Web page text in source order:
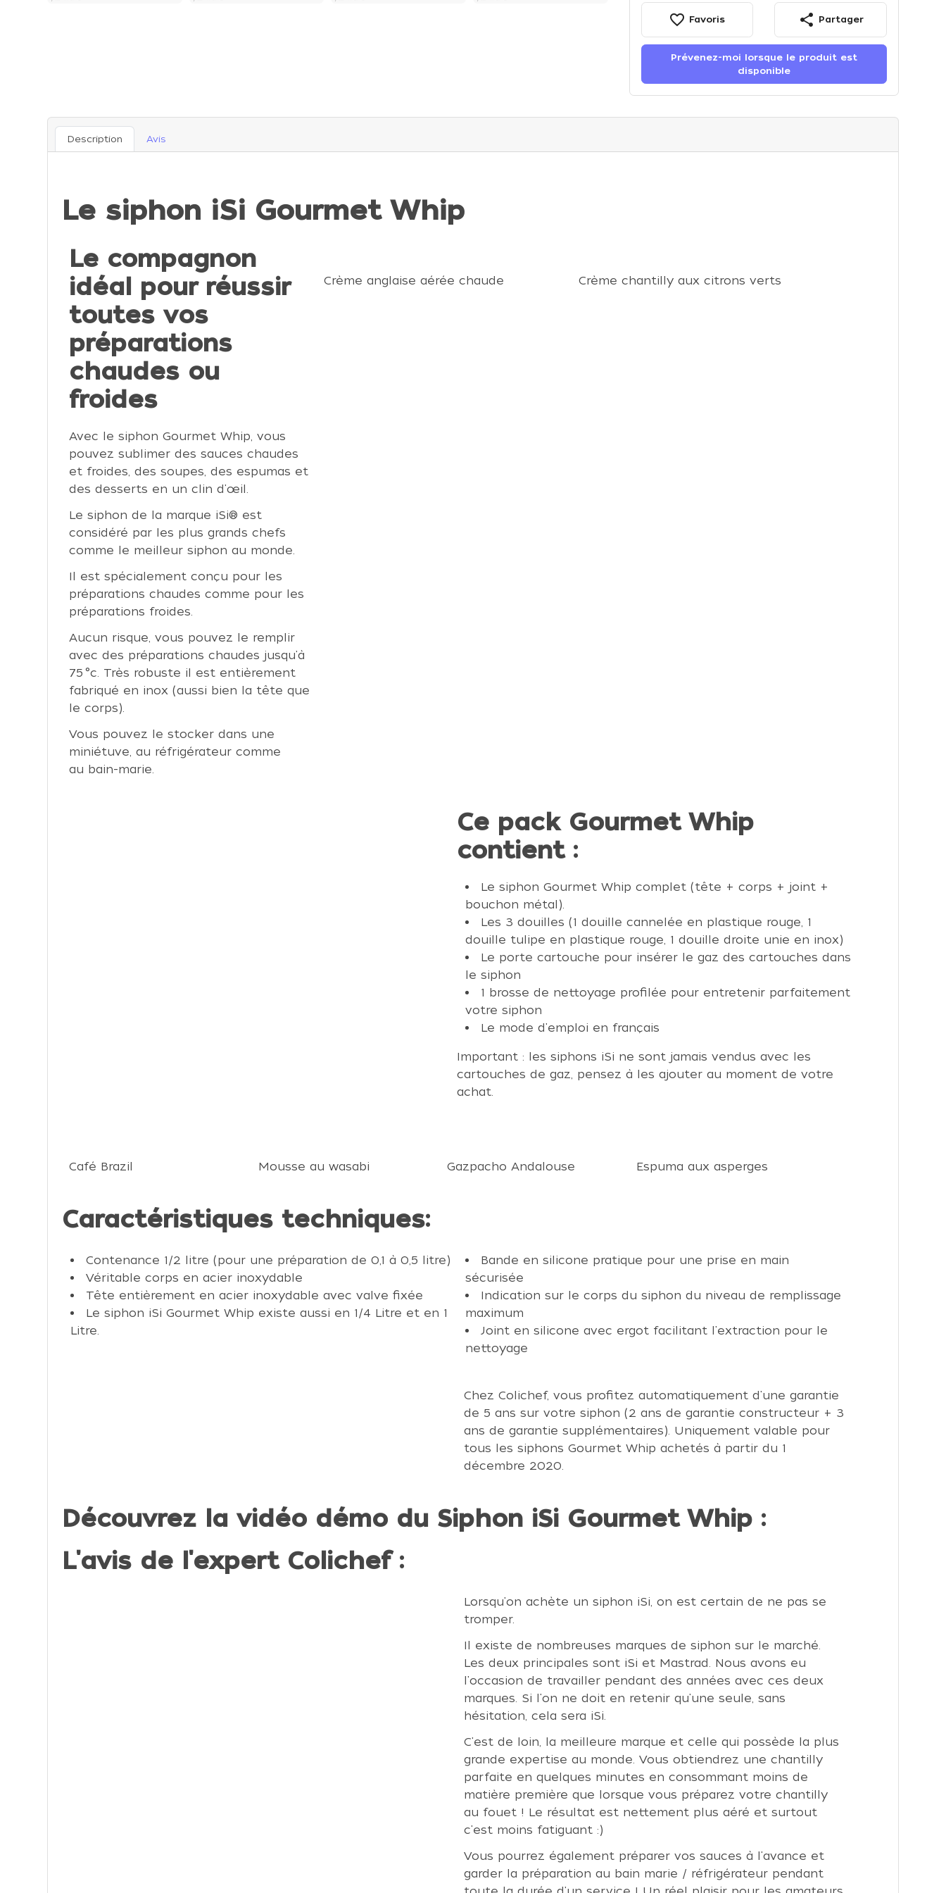
favorite_border Favoris share Partager
Prévenez-moi lorsque le produit est
disponible
Description Avis
Le siphon iSi Gourmet Whip
Le compagnon
idéal pour réussir
toutes vos
préparations
chaudes ou
froides
Avec le siphon Gourmet Whip, vous
pouvez sublimer des sauces chaudes
et froides, des soupes, des espumas et
des desserts en un clin d'œil.
Le siphon de la marque iSi® est
considéré par les plus grands chefs
comme le meilleur siphon au monde.
Il est spécialement conçu pour les
préparations chaudes comme pour les
préparations froides.
Aucun risque, vous pouvez le remplir
avec des préparations chaudes jusqu'à
75 °c. Très robuste il est entièrement
fabriqué en inox (aussi bien la tête que
le corps).
Vous pouvez le stocker dans une
miniétuve, au réfrigérateur comme
au bain-marie.
Crème anglaise aérée chaude Crème chantilly aux citrons verts
Ce pack Gourmet Whip
contient :
Le siphon Gourmet Whip complet (tête + corps + joint +
bouchon métal).
Les 3 douilles (1 douille cannelée en plastique rouge, 1
douille tulipe en plastique rouge, 1 douille droite unie en inox)
Le porte cartouche pour insérer le gaz des cartouches dans
le siphon
1 brosse de nettoyage profilée pour entretenir parfaitement
votre siphon
Le mode d'emploi en français
Important : les siphons iSi ne sont jamais vendus avec les
cartouches de gaz, pensez à les ajouter au moment de votre
achat.
Café Brazil Mousse au wasabi Gazpacho Andalouse Espuma aux asperges
Caractéristiques techniques:
Contenance 1/2 litre (pour une préparation de 0,1 à 0,5 litre)
Véritable corps en acier inoxydable
Tête entièrement en acier inoxydable avec valve fixée
Le siphon iSi Gourmet Whip existe aussi en 1/4 Litre et en 1
Litre.
Bande en silicone pratique pour une prise en main
sécurisée
Indication sur le corps du siphon du niveau de remplissage
maximum
Joint en silicone avec ergot facilitant l'extraction pour le
nettoyage
Chez Colichef, vous profitez automatiquement d'une garantie
de 5 ans sur votre siphon (2 ans de garantie constructeur + 3
ans de garantie supplémentaires). Uniquement valable pour
tous les siphons Gourmet Whip achetés à partir du 1
décembre 2020.
Découvrez la vidéo démo du Siphon iSi Gourmet Whip :
L'avis de l'expert Colichef :
Lorsqu'on achète un siphon iSi, on est certain de ne pas se
tromper.
Il existe de nombreuses marques de siphon sur le marché.
Les deux principales sont iSi et Mastrad. Nous avons eu
l'occasion de travailler pendant des années avec ces deux
marques. Si l'on ne doit en retenir qu'une seule, sans
hésitation, cela sera iSi.
C'est de loin, la meilleure marque et celle qui possède la plus
grande expertise au monde. Vous obtiendrez une chantilly
parfaite en quelques minutes en consommant moins de
matière première que lorsque vous préparez votre chantilly
au fouet ! Le résultat est nettement plus aéré et surtout
c'est moins fatiguant :)
Vous pourrez également préparer vos sauces à l'avance et
garder la préparation au bain marie / réfrigérateur pendant